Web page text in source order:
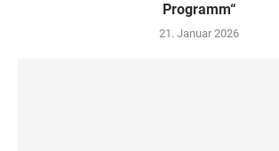
Programm“
21. Januar 2026